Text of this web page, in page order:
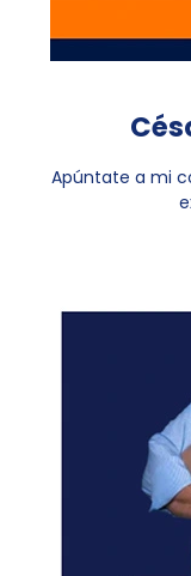
Apúntate a mi